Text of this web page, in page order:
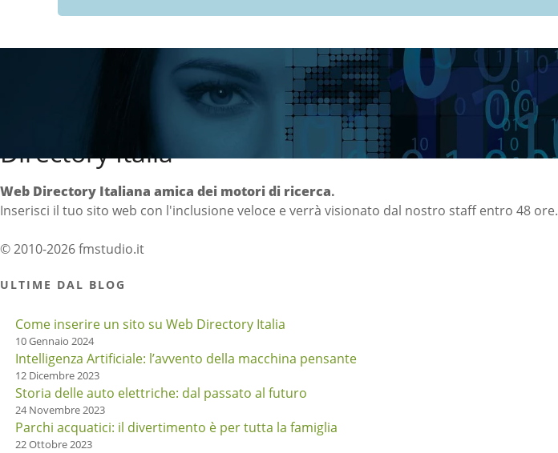
Directory Italia
Web Directory Italiana amica dei motori di ricerca.
Inserisci il tuo sito web con l'inclusione veloce e verrà visionato dal nostro staff entro 48 ore.
© 2010-2026 fmstudio.it
ULTIME DAL BLOG
Come inserire un sito su Web Directory Italia
10 Gennaio 2024
Intelligenza Artificiale: l’avvento della macchina pensante
12 Dicembre 2023
Storia delle auto elettriche: dal passato al futuro
24 Novembre 2023
Parchi acquatici: il divertimento è per tutta la famiglia
22 Ottobre 2023